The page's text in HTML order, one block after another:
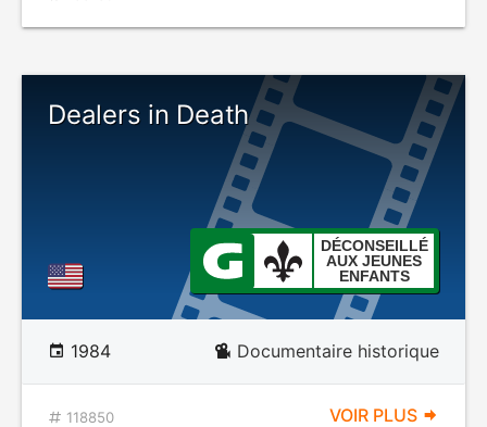
Dealers in Death
DÉCONSEILLÉ
AUX JEUNES
ENFANTS
1984 Documentaire historique
118850 VOIR PLUS